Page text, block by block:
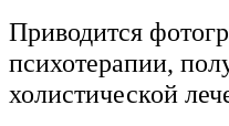
Приводится
психотерапии,
холистической